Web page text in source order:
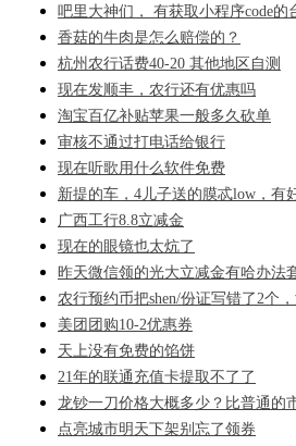
吧里大神们， 有获取小程序code的
香菇的牛肉是怎么赔偿的？
杭州农行话费40-20 其他地区自测
现在发顺丰，农行还有优惠吗
淘宝百亿补贴苹果一般多久砍单
审核不通过打电话给银行
现在听歌用什么软件免费
新提的车，4儿子送的膜忒low，有
广西工行8.8立减金
现在的眼镜也太炕了
昨天微信领的光大立减金有哈办法
农行预约币把shen/份证写错了2个
美团团购10-2优惠券
天上没有免费的馅饼
21年的联通充值卡提取不了了
龙钞一刀价格大概多少？比普通的
点亮城市明天下架别忘了领券